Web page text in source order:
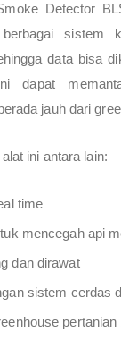
Detector
sistem
data bisa
dapat
jauh dari
ini antara lain:
time
mencegah api
dan dirawat
sistem cerdas
pertanian